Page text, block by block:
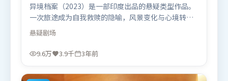
异境档案（2023）是一部印度出品的悬疑类型作品。
一次旅途成为自我救赎的隐喻，风景变化与心境转折
彼此呼应。叙事线索多线并进，最终在关键节点收
束。由洪常秀执导，梁朝伟、朱一龙、长泽雅美，古
天乐等联袂出演。影片于2023年1月26日（印度）在
悬疑剧场
9.6万 3.9千 3年前